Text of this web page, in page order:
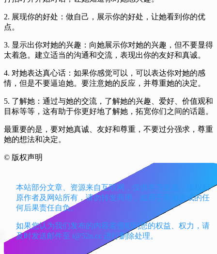
2. 展现你的好处：做自己，展示你的好处，让她看到你的优
3. 显示出你对她的兴趣：向她展示你对她的兴趣，但不要显得
4. 对她表达真心话：如果你感觉可以，可以表达你对她的感
5. 了解她：通过与她的交流，了解她的兴趣、爱好、价值观和
最重要的是，要对她真诚、友好和尊重，不要过分强求，尊重
本站部分文章、资源来自互联网，仅供学习交流，版权归
原作者及网站所有，请勿转发商用，如用于商用造成的任
何后果责任自负。
如果您认为我们发布的内容若侵犯到您的权益、权力，请
及时发送邮件至 i@52n.cc 进行删除处理。